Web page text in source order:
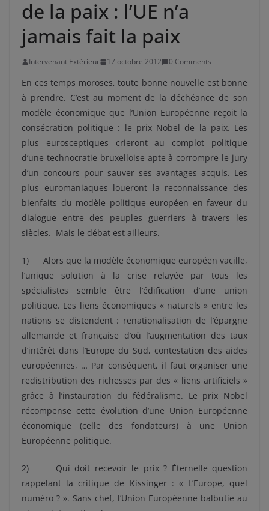
de la paix : l’UE n’a
jamais fait la paix
Intervenant Extérieur 17 octobre 2012 0 Comments
En ces temps moroses, toute bonne nouvelle est bonne
à prendre. C’est au moment de la déchéance de son
modèle économique que l’Union Européenne reçoit la
consécration politique : le prix Nobel de la paix. Les
plus eurosceptiques crieront au complot politique
d’une technocratie bruxelloise apte à corrompre le jury
d’un concours pour sauver ses avantages acquis. Les
plus euromaniaques loueront la reconnaissance des
bienfaits du modèle politique européen en faveur du
dialogue entre des peuples guerriers à travers les
siècles. Mais le débat est ailleurs.
1) Alors que la modèle économique européen vacille,
l’unique solution à la crise relayée par tous les
spécialistes semble être l’édification d’une union
politique. Les liens économiques « naturels » entre les
nations se distendent : renationalisation de l’épargne
allemande et française d’où l’augmentation des taux
d’intérêt dans l’Europe du Sud, contestation des aides
européennes, … Par conséquent, il faut organiser une
redistribution des richesses par des « liens artificiels »
grâce à l’instauration du fédéralisme. Le prix Nobel
récompense cette évolution d’une Union Européenne
économique (celle des fondateurs) à une Union
Européenne politique.
2) Qui doit recevoir le prix ? Éternelle question
rappelant la critique de Kissinger : « L’Europe, quel
numéro ? ». Sans chef, l’Union Européenne balbutie au